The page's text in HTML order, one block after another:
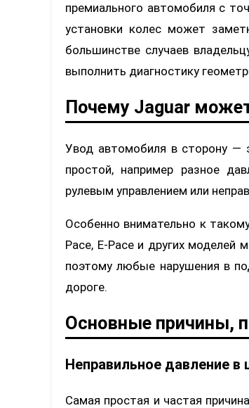
премиального автомобиля с
установки колес может
большинстве случаев
выполнить диагностику
Почему Jaguar
Увод автомобиля в сторону —
простой, например разное
рулевым управлением или
Особенно внимательно к
Pace, E-Pace и других моделей
поэтому любые нарушения в
дороге.
Основные причины,
Неправильное давление в
Самая простая и частая